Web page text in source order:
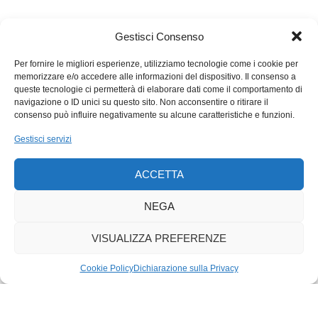
Gestisci Consenso
Per fornire le migliori esperienze, utilizziamo tecnologie come i cookie per
memorizzare e/o accedere alle informazioni del dispositivo. Il consenso a
queste tecnologie ci permetterà di elaborare dati come il comportamento di
navigazione o ID unici su questo sito. Non acconsentire o ritirare il
consenso può influire negativamente su alcune caratteristiche e funzioni.
Gestisci servizi
ACCETTA
NEGA
VISUALIZZA PREFERENZE
Cookie PolicyDichiarazione sulla Privacy
Ticino. Mi lasciano con il racconto delle loro spedizioni serali
stelle. E io acchiappo al volo questa immagine per appiccicarla
alle parole sentite durante un loro concerto: «Che tanto ognuno
è già un supereroe / Vorrei solo vedere una sfumatura di colore
/ Come fuochi d’artificio sulle stelle».